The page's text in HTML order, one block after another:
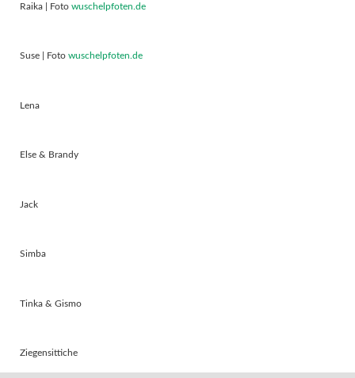
Raika | Foto wuschelpfoten.de
Suse | Foto wuschelpfoten.de
Lena
Else & Brandy
Jack
Simba
Tinka & Gismo
Ziegensittiche